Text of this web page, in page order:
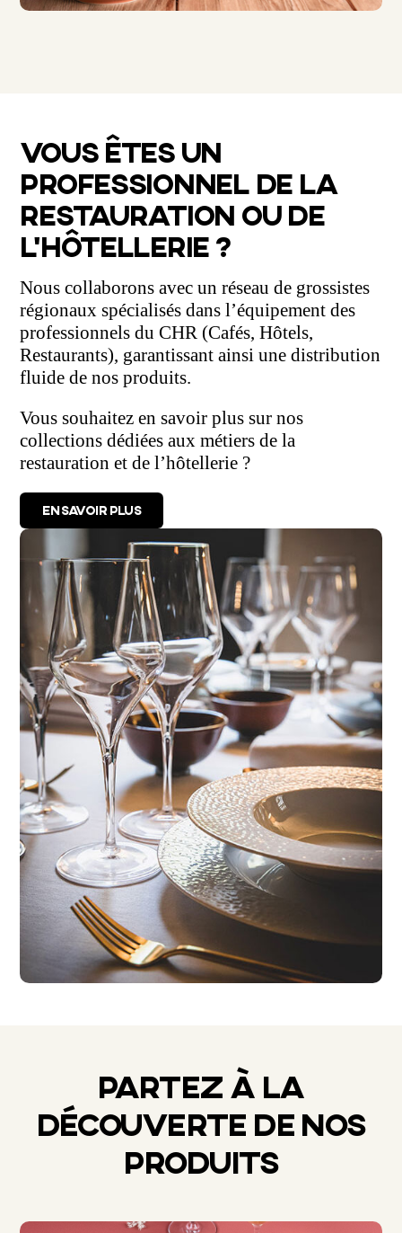
VOUS ÊTES UN
PROFESSIONNEL DE LA
RESTAURATION OU DE
L’HÔTELLERIE ?
Nous collaborons avec un réseau de grossistes
régionaux spécialisés dans l’équipement des
professionnels du CHR (Cafés, Hôtels,
Restaurants), garantissant ainsi une distribution
fluide de nos produits.
Vous souhaitez en savoir plus sur nos
collections dédiées aux métiers de la
restauration et de l’hôtellerie ?
EN SAVOIR PLUS
PARTEZ À LA
DÉCOUVERTE DE NOS
PRODUITS